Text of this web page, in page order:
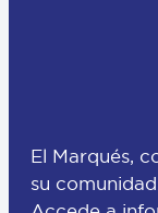
El Marqués,
su